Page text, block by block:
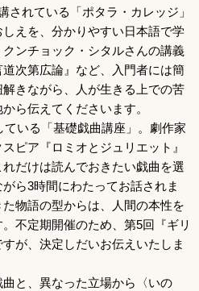
されている「ポタラ・カレッジ」
えを、分かりやすい日本語で学
ンチョック・シタルさんの講義
次第広論』など、入門者には簡
きながら、人が生きる上での苦
ら伝えてくださいます。
いる「基礎戯曲講座」。劇作家
ピア『ロミオとジュリエット』
だけは読んでおきたい戯曲を選
ら3時間にわたってお話されま
物語の型からは、人間の本性を
不定期開催のため、第5回『ギリ
が、決定しだいお伝えいたしま
と、異なった立場から〈いの